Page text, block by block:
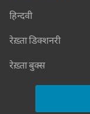
हिन्दवी
रेख़्ता डिक्शनरी
रेख़्ता बुक्स